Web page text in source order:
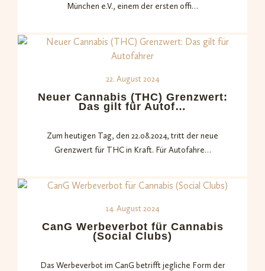
München e.V., einem der ersten offi…
22. August 2024
Neuer Cannabis (THC) Grenzwert:
Das gilt für Autof…
Zum heutigen Tag, den 22.08.2024, tritt der neue
Grenzwert für THC in Kraft. Für Autofahre…
14. August 2024
CanG Werbeverbot für Cannabis
(Social Clubs)
Das Werbeverbot im CanG betrifft jegliche Form der